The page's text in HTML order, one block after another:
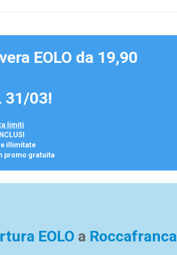
EOLO da 19,90
31/03!
limiti
illimitate
promo gratuita
EOLO a Roccafranca